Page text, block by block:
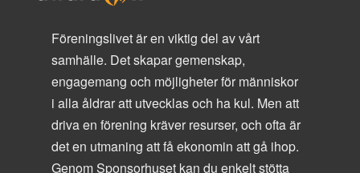
Föreningslivet är en viktig del av vårt
samhälle. Det skapar gemenskap,
engagemang och möjligheter för människor
i alla åldrar att utvecklas och ha kul. Men att
driva en förening kräver resurser, och ofta är
det en utmaning att få ekonomin att gå ihop.
Genom Sponsorhuset kan du enkelt stötta